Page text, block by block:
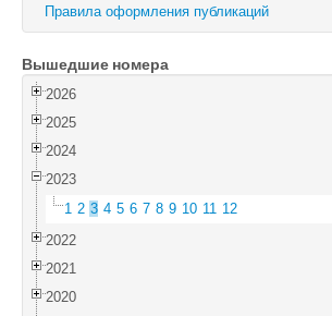
Поиск
Войти
Правила оформления публикаций
Вышедшие номера
2026
2025
2024
2023
1 2 3 4 5 6 7 8 9 10 11 12
2022
2021
2020